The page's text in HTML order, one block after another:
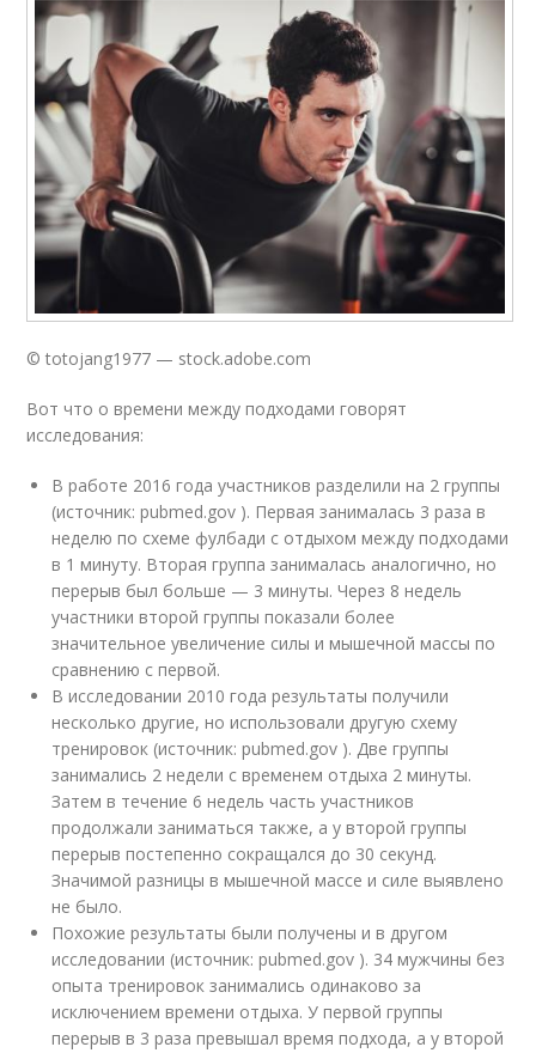
© totojang1977 — stock.adobe.com
Вот что о времени между подходами говорят
исследования:
В работе 2016 года участников разделили на 2 группы
(источник: pubmed.gov ). Первая занималась 3 раза в
неделю по схеме фулбади с отдыхом между подходами
в 1 минуту. Вторая группа занималась аналогично, но
перерыв был больше — 3 минуты. Через 8 недель
участники второй группы показали более
значительное увеличение силы и мышечной массы по
сравнению с первой.
В исследовании 2010 года результаты получили
несколько другие, но использовали другую схему
тренировок (источник: pubmed.gov ). Две группы
занимались 2 недели с временем отдыха 2 минуты.
Затем в течение 6 недель часть участников
продолжали заниматься также, а у второй группы
перерыв постепенно сокращался до 30 секунд.
Значимой разницы в мышечной массе и силе выявлено
не было.
Похожие результаты были получены и в другом
исследовании (источник: pubmed.gov ). 34 мужчины без
опыта тренировок занимались одинаково за
исключением времени отдыха. У первой группы
перерыв в 3 раза превышал время подхода, а у второй